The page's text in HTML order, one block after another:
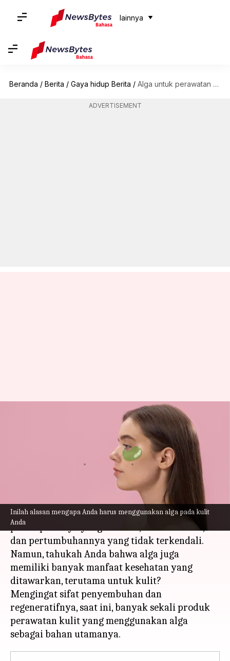
lainnya
Beranda / Berita / Gaya hidup Berita / Alga untuk perawatan kulit: Manfaat dan cara menggunakannya
ADVERTISEMENT
Inilah alasan mengapa Anda harus menggunakan alga pada kulit
Anda
Alga untuk perawatan kulit:
Manfaat dan cara
menggunakannya
Sep 25, 2023 11:36 am
Alga biasanya mendapat julukan buruk karena
penampilannya yang bersisik, berbau busuk,
dan pertumbuhannya yang tidak terkendali.
Namun, tahukah Anda bahwa alga juga
memiliki banyak manfaat kesehatan yang
ditawarkan, terutama untuk kulit?
Mengingat sifat penyembuhan dan
regeneratifnya, saat ini, banyak sekali produk
perawatan kulit yang menggunakan alga